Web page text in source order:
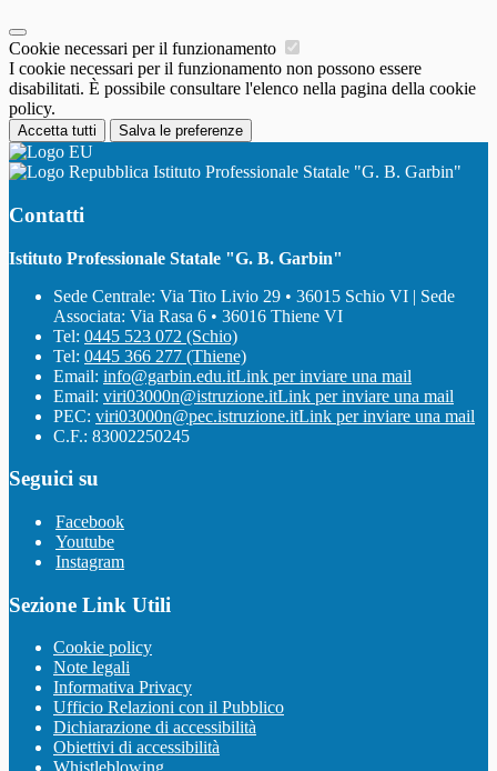
Cookie necessari per il funzionamento
I cookie necessari per il funzionamento non possono essere
disabilitati. È possibile consultare l'elenco nella pagina della cookie
policy.
Accetta tutti Salva le preferenze
Istituto Professionale Statale "G. B. Garbin"
Contatti
Istituto Professionale Statale "G. B. Garbin"
Sede Centrale: Via Tito Livio 29 • 36015 Schio VI | Sede
Associata: Via Rasa 6 • 36016 Thiene VI
Tel: 0445 523 072 (Schio)
Tel: 0445 366 277 (Thiene)
Email: info@garbin.edu.itLink per inviare una mail
Email: viri03000n@istruzione.itLink per inviare una mail
PEC: viri03000n@pec.istruzione.itLink per inviare una mail
C.F.: 83002250245
Seguici su
Facebook
Youtube
Instagram
Sezione Link Utili
Cookie policy
Note legali
Informativa Privacy
Ufficio Relazioni con il Pubblico
Dichiarazione di accessibilità
Obiettivi di accessibilità